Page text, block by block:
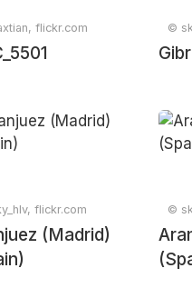
flickr.com ©
flickr.com
(Madrid)
©